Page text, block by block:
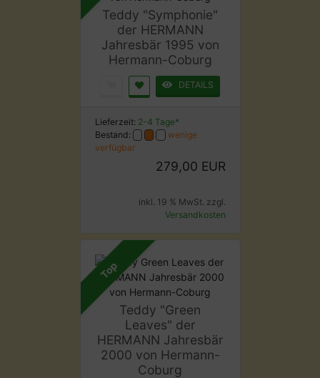
Teddy "Symphonie"
der HERMANN
Jahresbär 1995 von
Hermann-Coburg
DETAILS
Lieferzeit: 2-4 Tage*
Bestand:
wenige
verfügbar
279,00 EUR
inkl. 19 % MwSt. zzgl.
Versandkosten
Top
Teddy "Green
Leaves" der
HERMANN Jahresbär
2000 von Hermann-
Coburg